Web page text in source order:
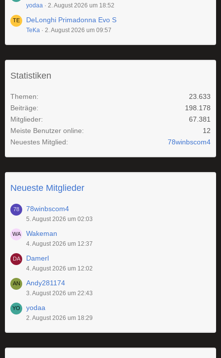
yodaa 2. August 2026 um 18:52
DeLonghi Primadonna Evo S
TeKa 2. August 2026 um 09:57
Statistiken
Themen
23.633
Beiträge
198.178
Mitglieder
67.381
Meiste Benutzer online
12
Neuestes Mitglied
78winbscom4
Neueste Mitglieder
78winbscom4
5. August 2026 um 02:03
Wakeman
4. August 2026 um 12:37
Damerl
4. August 2026 um 12:02
Andy281174
3. August 2026 um 22:43
yodaa
2. August 2026 um 18:29